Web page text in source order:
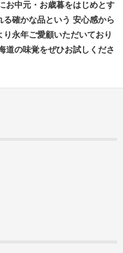
お中元・お歳暮をはじめとす
確かな品という 安心感から
永年ご愛顧いただいており
道の味覚をぜひお試しくださ